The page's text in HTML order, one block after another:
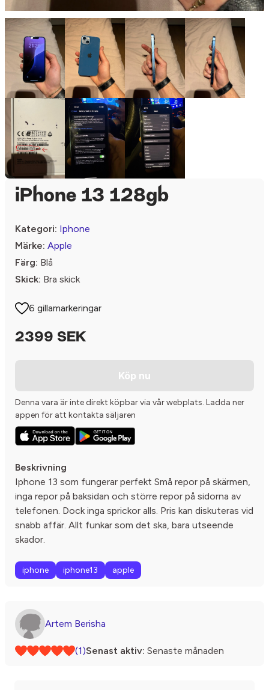
iPhone 13 128gb
Kategori: Iphone
Märke: Apple
Färg: Blå
Skick: Bra skick
6 gillamarkeringar
2399 SEK
Köp nu
Denna vara är inte direkt köpbar via vår webplats. Ladda ner
appen för att kontakta säljaren
Beskrivning
Iphone 13 som fungerar perfekt Små repor på skärmen,
inga repor på baksidan och större repor på sidorna av
telefonen. Dock inga sprickor alls. Pris kan diskuteras vid
snabb affär. Allt funkar som det ska, bara utseende
skador.
iphone iphone13 apple
Artem Berisha
(1)Senast aktiv: Senaste månaden